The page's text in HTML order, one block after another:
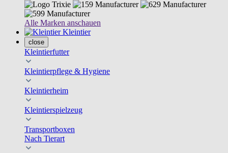
Alle Marken anschauen
Kleintier
close
Kleintierfutter
Kleintierpflege & Hygiene
Kleintierheim
Kleintierspielzeug
Transportboxen
Nach Tierart